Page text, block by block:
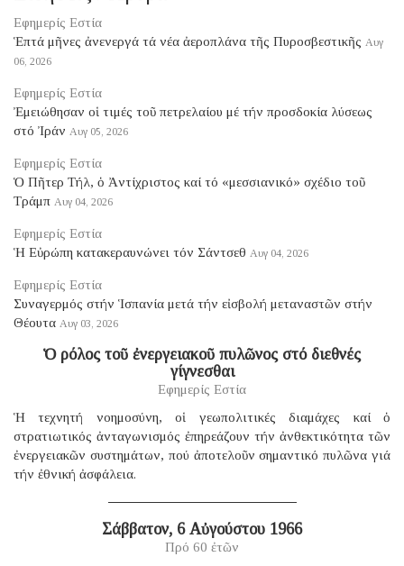
Εφημερίς Εστία
Ἑπτά μῆνες ἀνενεργά τά νέα ἀεροπλάνα τῆς Πυροσβεστικῆς Αυγ
06, 2026
Εφημερίς Εστία
Ἐμειώθησαν οἱ τιμές τοῦ πετρελαίου μέ τήν προσδοκία λύσεως
στό Ἰράν Αυγ 05, 2026
Εφημερίς Εστία
Ὁ Πῆτερ Τήλ, ὁ Ἀντίχριστος καί τό «μεσσιανικό» σχέδιο τοῦ
Τράμπ Αυγ 04, 2026
Εφημερίς Εστία
Ἡ Εὐρώπη κατακεραυνώνει τόν Σάντσεθ Αυγ 04, 2026
Εφημερίς Εστία
Συναγερμός στήν Ἱσπανία μετά τήν εἰσβολή μεταναστῶν στήν
Θέουτα Αυγ 03, 2026
Ὁ ρόλος τοῦ ἐνεργειακοῦ πυλῶνος στό διεθνές
γίγνεσθαι
Εφημερίς Εστία
Ἡ τεχνητή νοημοσύνη, οἱ γεωπολιτικές διαμάχες καί ὁ
στρατιωτικός ἀνταγωνισμός ἐπηρεάζουν τήν ἀνθεκτικότητα τῶν
ἐνεργειακῶν συστημάτων, πού ἀποτελοῦν σημαντικό πυλῶνα γιά
τήν ἐθνική ἀσφάλεια.
Σάββατον, 6 Αὐγούστου 1966
Πρό 60 ἐτῶν